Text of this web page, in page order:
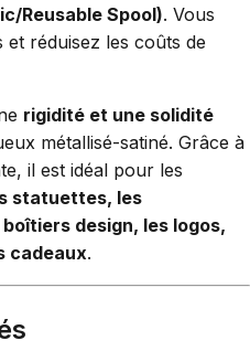
Reusable Spool). Vous
et réduisez les coûts de
rigidité et une solidité
métallisé-satiné. Grâce à
il est idéal pour les
statuettes, les
design, les logos,
cadeaux.